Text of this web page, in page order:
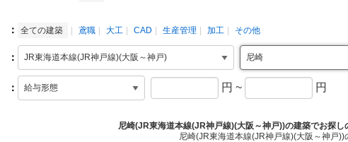
： 全ての建築 鳶職 大工 CAD 生産管理 加工 その他
：
： 円 ~ 円
尼崎(JR東海道本線(JR神戸線)(大阪～神戸))の建築でお探
尼崎(JR東海道本線(JR神戸線)(大阪～神戸